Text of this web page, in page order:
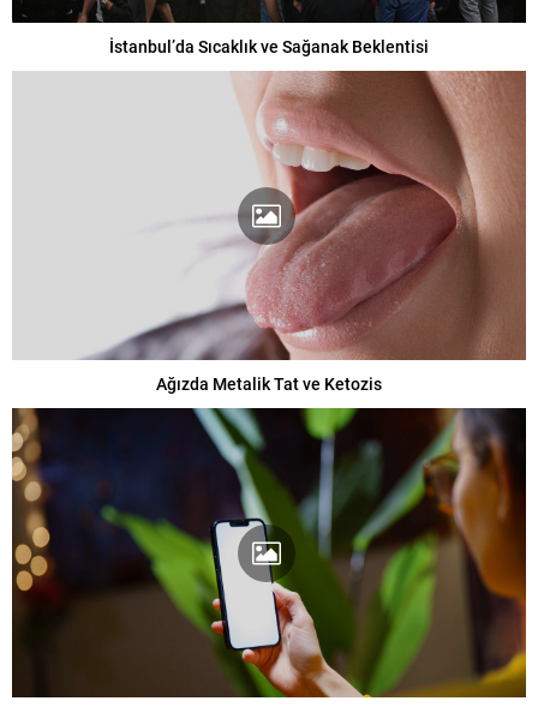
İstanbul’da Sıcaklık ve Sağanak Beklentisi
Ağızda Metalik Tat ve Ketozis